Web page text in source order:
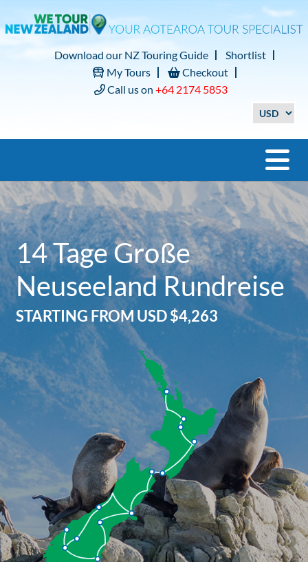
Download our NZ Touring Guide
Shortlist
My Tours
Checkout
Call us on +64 2174 5853
14 Tage Große
Neuseeland Rundreise
STARTING FROMUSD $4,263